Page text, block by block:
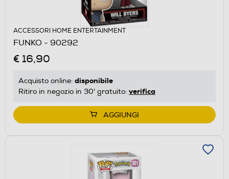
ACCESSORI HOME ENTERTAINMENT
FUNKO - 90292
€ 16,90
Acquisto online: disponibile
Ritiro in negozio in 30' gratuito: verifica
AGGIUNGI